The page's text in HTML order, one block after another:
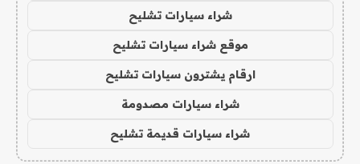
شراء سيارات تشليح
موقع شراء سيارات تشليح
ارقام يشترون سيارات تشليح
شراء سيارات مصدومة
شراء سيارات قديمة تشليح